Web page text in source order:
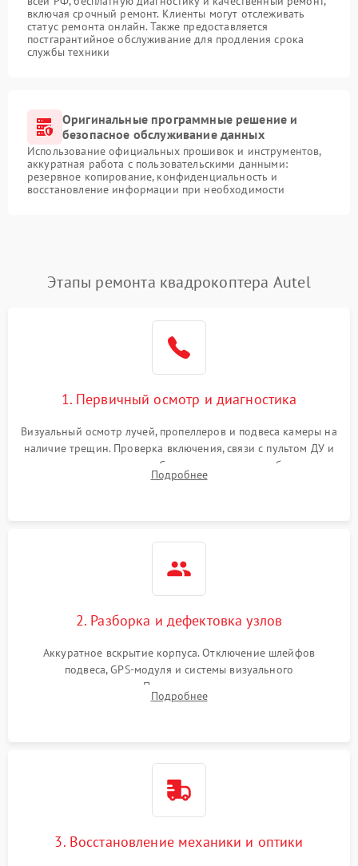
включая срочный ремонт. Клиенты могут отслеживать
статус ремонта онлайн. Также предоставляется
постгарантийное обслуживание для продления срока
службы техники
Оригинальные программные решение и
безопасное обслуживание данных
Использование официальных прошивок и инструментов,
аккуратная работа с пользовательскими данными:
резервное копирование, конфиденциальность и
восстановление информации при необходимости
Этапы ремонта квадрокоптера Autel
1. Первичный осмотр и диагностика
Визуальный осмотр лучей, пропеллеров и подвеса камеры на
наличие трещин. Проверка включения, связи с пультом ДУ и
передачи видеосигнала. Считывание логов ошибок через
полетное ПО для определения характера неисправности.
Подробнее
2. Разборка и дефектовка узлов
Аккуратное вскрытие корпуса. Отключение шлейфов
подвеса, GPS-модуля и системы визуального
позиционирования. Проверка полетного контроллера,
регуляторов оборотов (ESC) и бесколлекторных моторов на
Подробнее
3. Восстановление механики и оптики